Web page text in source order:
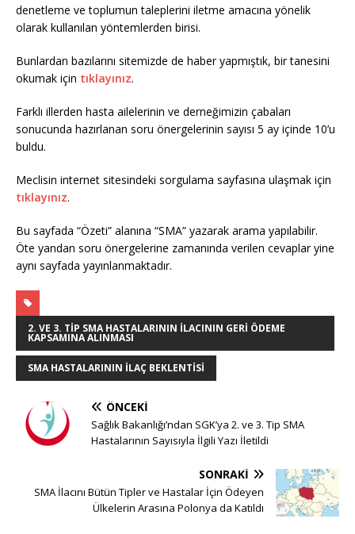
denetleme ve toplumun taleplerini iletme amacına yönelik
olarak kullanılan yöntemlerden birisi.
Bunlardan bazılarını sitemizde de haber yapmıştık, bir tanesini
okumak için tıklayınız.
Farklı illerden hasta ailelerinin ve derneğimizin çabaları
sonucunda hazırlanan soru önergelerinin sayısı 5 ay içinde 10’u
buldu.
Meclisin internet sitesindeki sorgulama sayfasına ulaşmak için
tıklayınız.
Bu sayfada “Özeti” alanına “SMA” yazarak arama yapılabilir.
Öte yandan soru önergelerine zamanında verilen cevaplar yine
aynı sayfada yayınlanmaktadır.
2. VE 3. TIP SMA HASTALARININ ILACININ GERI ÖDEME
KAPSAMINA ALINMASI
SMA HASTALARININ İLAÇ BEKLENTISI
ÖNCEKI
Sağlık Bakanlığı’ndan SGK’ya 2. ve 3. Tip SMA
Hastalarının Sayısıyla İlgili Yazı İletildi
SONRAKI
SMA İlacını Bütün Tipler ve Hastalar İçin Ödeyen
Ülkelerin Arasına Polonya da Katıldı